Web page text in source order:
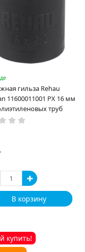
гильза Rehau
11600011001 PX 16 мм
труб
В корзину
купить!